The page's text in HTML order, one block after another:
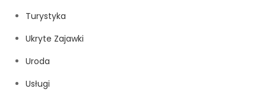
Turystyka
Ukryte Zajawki
Uroda
Usługi